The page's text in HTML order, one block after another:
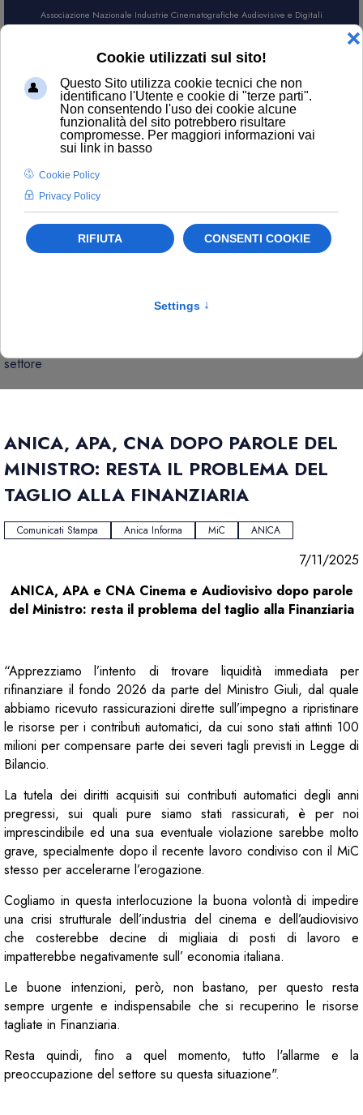
Associazione Nazionale Industrie Cinematografiche Audiovisive e Digitali
CERCA
settore
ANICA, APA, CNA DOPO PAROLE DEL
MINISTRO: RESTA IL PROBLEMA DEL
TAGLIO ALLA FINANZIARIA
Comunicati Stampa Anica Informa MiC ANICA
7/11/2025
ANICA, APA e CNA Cinema e Audiovisivo dopo parole
del Ministro: resta il problema del taglio alla Finanziaria
“Apprezziamo l’intento di trovare liquidità immediata per
rifinanziare il fondo 2026 da parte del Ministro Giuli, dal quale
abbiamo ricevuto rassicurazioni dirette sull’impegno a ripristinare
le risorse per i contributi automatici, da cui sono stati attinti 100
milioni per compensare parte dei severi tagli previsti in Legge di
Bilancio.
La tutela dei diritti acquisiti sui contributi automatici degli anni
pregressi, sui quali pure siamo stati rassicurati, è per noi
imprescindibile ed una sua eventuale violazione sarebbe molto
grave, specialmente dopo il recente lavoro condiviso con il MiC
stesso per accelerarne l’erogazione.
Cogliamo in questa interlocuzione la buona volontà di impedire
una crisi strutturale dell’industria del cinema e dell’audiovisivo
che costerebbe decine di migliaia di posti di lavoro e
impatterebbe negativamente sull’ economia italiana.
Le buone intenzioni, però, non bastano, per questo resta
sempre urgente e indispensabile che si recuperino le risorse
tagliate in Finanziaria.
Resta quindi, fino a quel momento, tutto l'allarme e la
preoccupazione del settore su questa situazione".